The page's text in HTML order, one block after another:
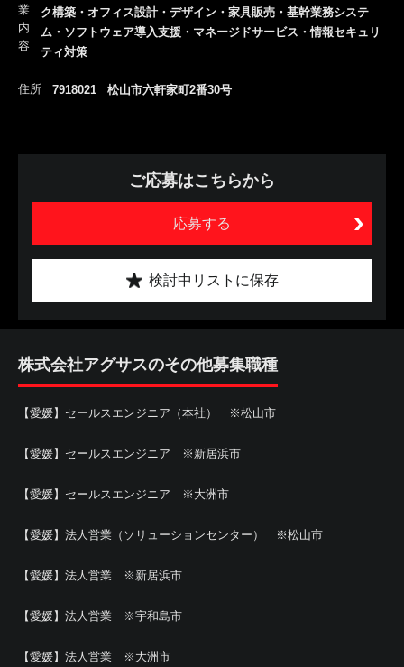
業
内
容
ク構築・オフィス設計・デザイン・家具販売・基幹業務システ
ム・ソフトウェア導入支援・マネージドサービス・情報セキュリ
ティ対策
住所 7918021 松山市六軒家町2番30号
ご応募はこちらから
応募する
検討中リストに保存
株式会社アグサスのその他募集職種
【愛媛】セールスエンジニア（本社） ※松山市
【愛媛】セールスエンジニア ※新居浜市
【愛媛】セールスエンジニア ※大洲市
【愛媛】法人営業（ソリューションセンター） ※松山市
【愛媛】法人営業 ※新居浜市
【愛媛】法人営業 ※宇和島市
【愛媛】法人営業 ※大洲市